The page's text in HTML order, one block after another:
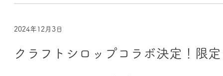
2024年12月3日
クラフトシロップコラボ決定！限